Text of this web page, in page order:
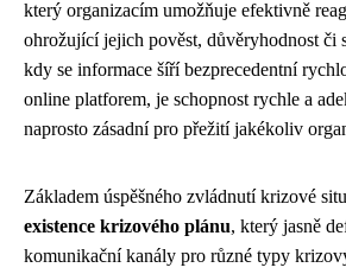
který organizacím umožňuje efektivně
ohrožující jejich pověst, důvěryhodnost či
kdy se informace šíří bezprecedentní
online platforem, je schopnost rychle a
naprosto zásadní pro přežití jakékoliv
Základem úspěšného zvládnutí krizové
existence krizového plánu, který jasně
komunikační kanály pro různé typy